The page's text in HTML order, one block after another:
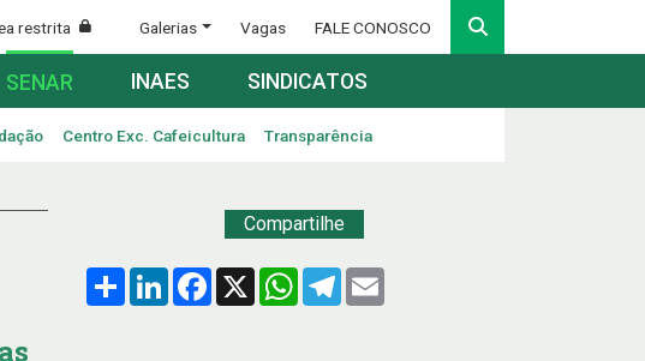
restrita Galerias Vagas FALE CONOSCO
SENAR INAES SINDICATOS
Centro Exc. Cafeicultura Transparência
Compartilhe
Compartilhar
LinkedInFacebook
X WhatsApp
Telegram